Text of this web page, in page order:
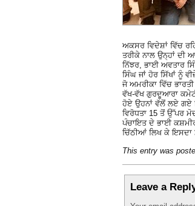
ਅਕਸਰ ਵਿਦੇਸ਼ਾਂ ਵਿੱਚ
ਤਰੀਕੇ ਨਾਲ ਉਨ੍ਹਾਂ ਦੀ
ਨਿੱਝਰ, ਭਾਈ ਅਵਤਾਰ
ਸਿੰਘ ਜਾਂ ਹੋਰ ਸਿੱਖਾਂ ਨੂੰ
ਜੋ ਅਮਰੀਕਾ ਵਿੱਚ
ਵੱਖ-ਵੱਖ ਗੁਰਦੂਆਰਾ
ਹੋਏ ਉਹਨਾਂ ਵੱਲੋਂ ਲਏ ਗਏ
ਵਿਰੋਧਤਾ 15 ਤੋਂ ਉੱਪਰ
ਪੰਚਾਇਤ ਦੇ ਭਾਈ
ਚਿੱਠੀਆਂ ਲਿਖ ਕੇ ਇਸਦਾ
This entry was
Leave a